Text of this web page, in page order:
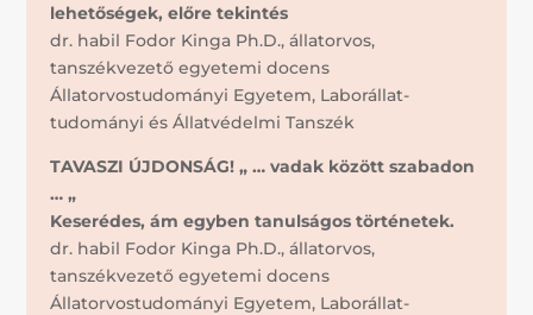
lehetőségek, előre tekintés
dr. habil Fodor Kinga Ph.D., állatorvos,
tanszékvezető egyetemi docens
Állatorvostudományi Egyetem, Laborállat-
tudományi és Állatvédelmi Tanszék
TAVASZI ÚJDONSÁG! „ … vadak között szabadon
… „
Keserédes, ám egyben tanulságos történetek.
dr. habil Fodor Kinga Ph.D., állatorvos,
tanszékvezető egyetemi docens
Állatorvostudományi Egyetem, Laborállat-